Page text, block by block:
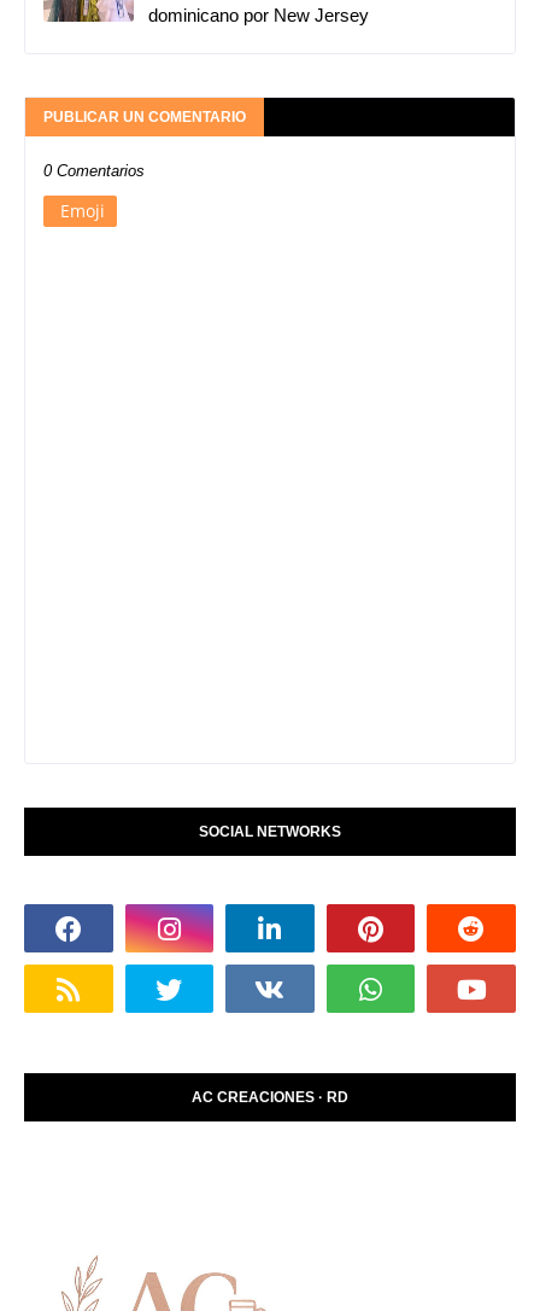
dominicano por New Jersey
PUBLICAR UN COMENTARIO
0 Comentarios
Emoji
SOCIAL NETWORKS
AC CREACIONES · RD